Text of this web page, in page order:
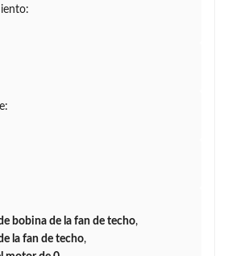
bobina de la fan de techo,
la fan de techo,